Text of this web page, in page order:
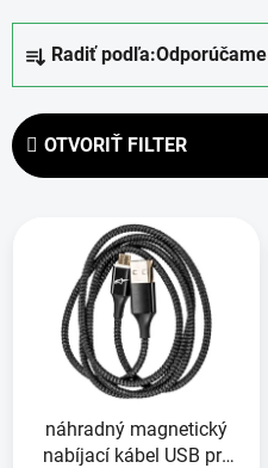
e
n
Radiť podľa:Odporúčame
OTVORIŤ FILTER
náhradný magnetický
nabíjací kábel USB pre